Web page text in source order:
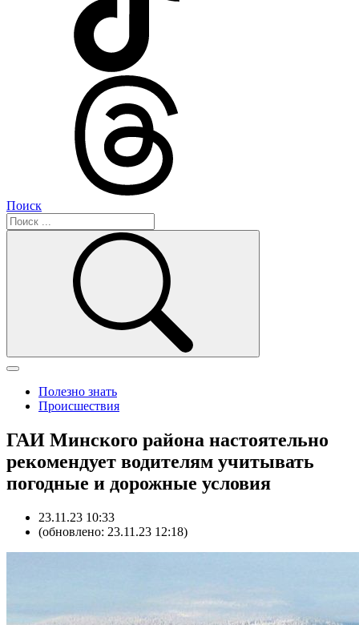
Поиск
Полезно знать
Происшествия
ГАИ Минского района настоятельно
рекомендует водителям учитывать
погодные и дорожные условия
23.11.23 10:33
(обновлено: 23.11.23 12:18)